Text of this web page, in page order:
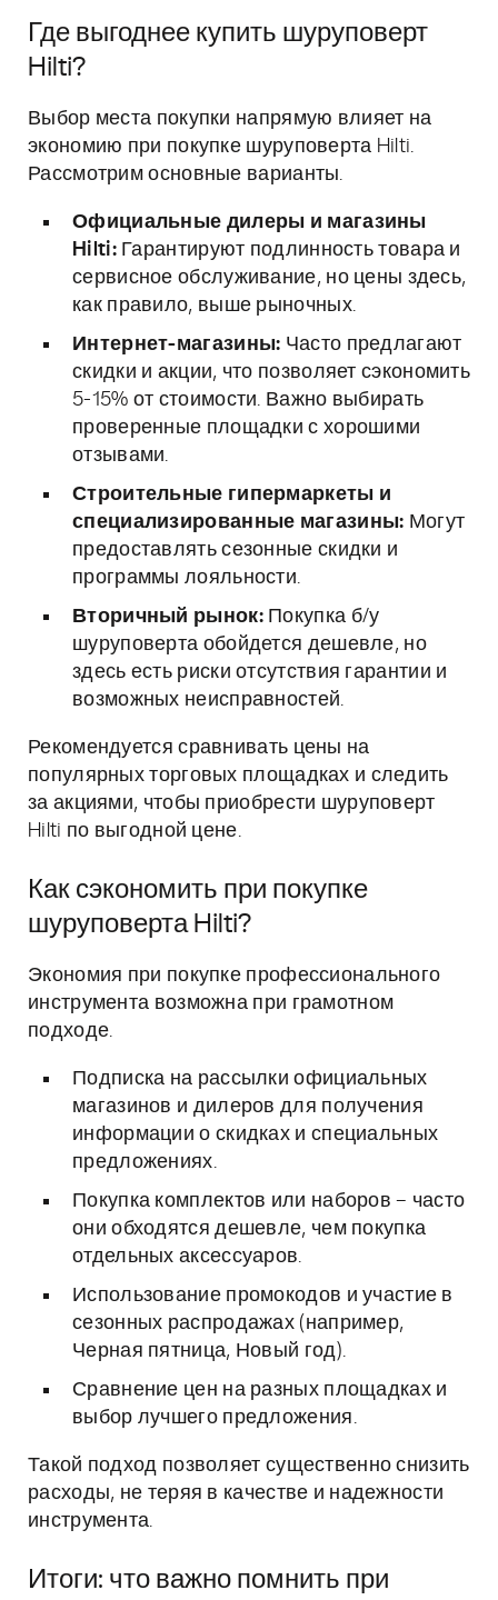
Где выгоднее купить шуруповерт
Hilti?
Выбор места покупки напрямую влияет на
экономию при покупке шуруповерта Hilti.
Рассмотрим основные варианты.
Официальные дилеры и магазины
Hilti:Гарантируют подлинность товара и
сервисное обслуживание, но цены здесь,
как правило, выше рыночных.
Интернет-магазины: Часто предлагают
скидки и акции, что позволяет сэкономить
5-15% от стоимости. Важно выбирать
проверенные площадки с хорошими
отзывами.
Строительные гипермаркеты и
специализированные магазины: Могут
предоставлять сезонные скидки и
программы лояльности.
Вторичный рынок:Покупка б/у
шуруповерта обойдется дешевле, но
здесь есть риски отсутствия гарантии и
возможных неисправностей.
Рекомендуется сравнивать цены на
популярных торговых площадках и следить
за акциями, чтобы приобрести шуруповерт
Hilti по выгодной цене.
Как сэкономить при покупке
шуруповерта Hilti?
Экономия при покупке профессионального
инструмента возможна при грамотном
подходе.
Подписка на рассылки официальных
магазинов и дилеров для получения
информации о скидках и специальных
предложениях.
Покупка комплектов или наборов – часто
они обходятся дешевле, чем покупка
отдельных аксессуаров.
Использование промокодов и участие в
сезонных распродажах (например,
Черная пятница, Новый год).
Сравнение цен на разных площадках и
выбор лучшего предложения.
Такой подход позволяет существенно снизить
расходы, не теряя в качестве и надежности
инструмента.
Итоги: что важно помнить при